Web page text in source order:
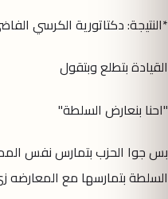
*النتيجة: دكتاتورية الكرسي
القيادة بتطلع وبتقول
"احنا بنعارض السلطة"
بس جوا الحزب بتمارس نفس
السلطة بتمارسها مع المعارضه